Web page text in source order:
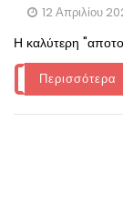
12 Απριλίου
Η καλύτερη
Περισσότερα